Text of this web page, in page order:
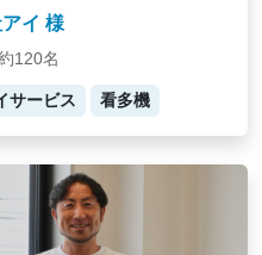
イ 様
120名
サービス 看多機